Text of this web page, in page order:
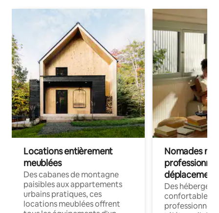
Locations entièrement
meublées
Des cabanes de montagne
paisibles aux appartements
urbains pratiques, ces
locations meublées offrent
Nomades
déplacement
Des
confortables
professionnels